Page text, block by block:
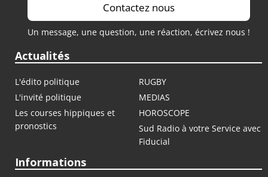
Contactez nous
Un message, une question, une réaction, écrivez nous !
Actualités
L'édito politique
RUGBY
L'invité politique
MEDIAS
Les courses hippiques et
pronostics
HOROSCOPE
Sud Radio à votre Service avec
Fiducial
Informations